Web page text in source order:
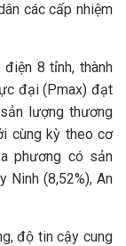
các cấp nhiệm
8 tỉnh, thành
đại (Pmax) đạt
lượng thương
cùng kỳ theo cơ
phương có sản
Ninh (8,52%), An
độ tin cậy cung